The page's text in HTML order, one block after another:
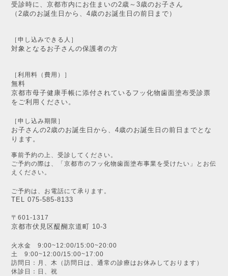
受診時に、京都市内にお住まいの2歳～3歳のお子さん
（2歳のお誕生日から、4歳のお誕生日の前日まで）
［申し込みできる人］
対象となるお子さんの保護者の方
［利用料（費用）］
無料
京都市母子健康手帳に添付されているフッ化物歯面塗布受診票
をご利用ください。
［申し込み期限］
お子さんの2歳のお誕生日から、4歳のお誕生日の前日までとな
ります。
事前予約の上、受診してください。
ご予約の際は、「京都市のフッ化物歯面塗布事業を受けたい」とお伝
えください。
ご予約は、お電話にて承ります。
TEL 075-585-8133
〒601-1317
京都市伏見区醍醐京道町 10-3
火水金 9:00~12:00/15:00~20:00
土 9:00~12:00/15:00~17:00
訪問日：月、木（訪問日は、通常の診療はお休みしております）
休診日：日、祝